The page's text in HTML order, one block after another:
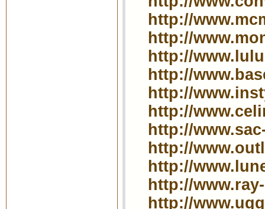
http://
http://
http://
http://
http://
http://
http://
http://
http://
http://
http://